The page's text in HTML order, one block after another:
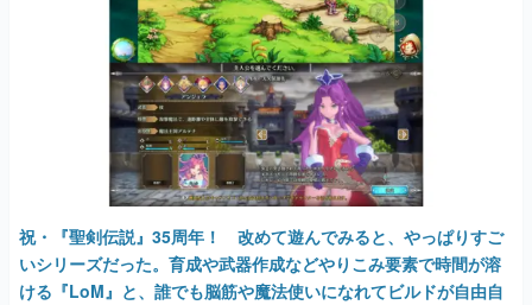
アプリレビュー
その他
電ファミニコゲーマーとは？
運営：株式会社マレ
祝・『聖剣伝説』35周年！ 改めて遊んでみると、やっぱりすご
いシリーズだった。育成や武器作成などやりこみ要素で時間が溶
ける『LoM』と、誰でも脳筋や魔法使いになれてビルドが自由自